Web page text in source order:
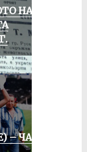
НА
– ЧАСТ